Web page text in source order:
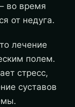
во время
от недуга.
лечение
полем.
стресс,
суставов